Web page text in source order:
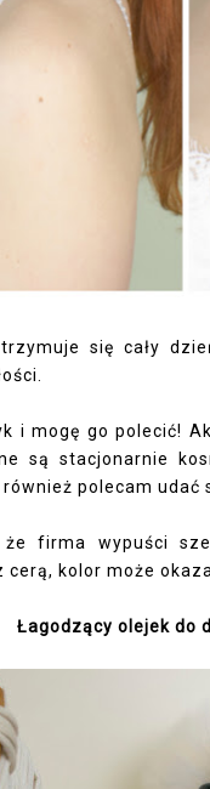
się cały
i mogę go polecić!
są stacjonarnie
polecam udać
firma wypuści
kolor może
Łagodzący olejek do